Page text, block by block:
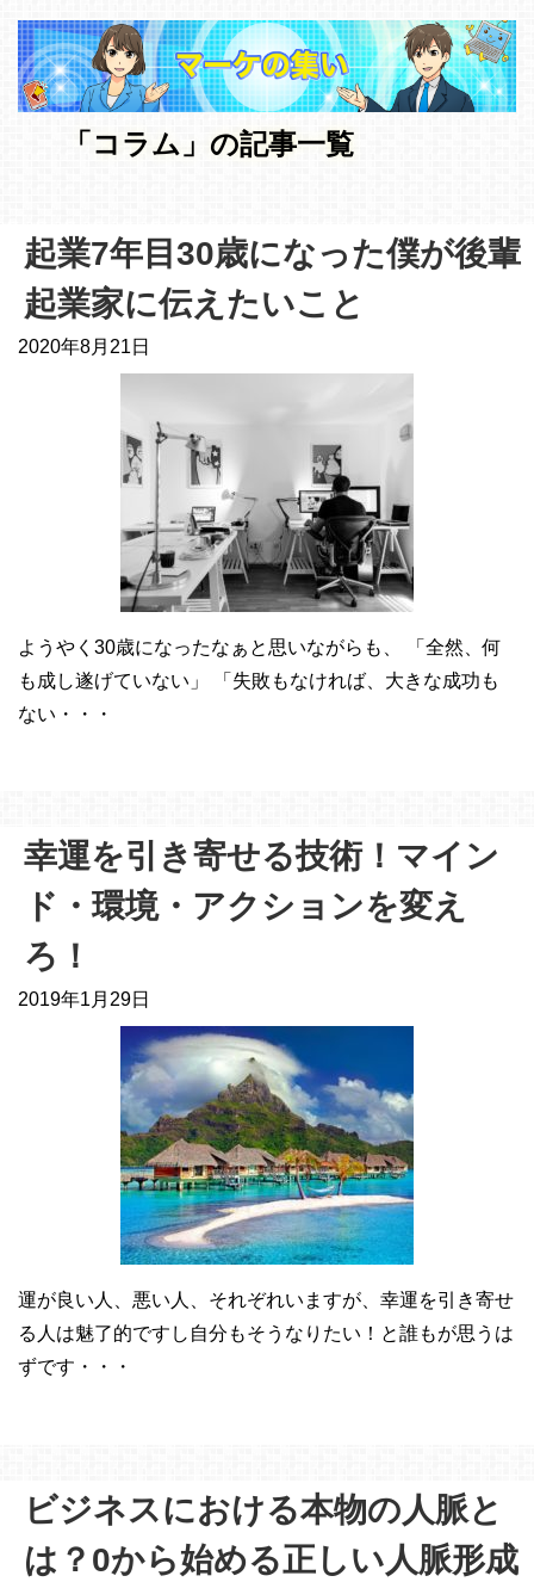
「コラム」の記事一覧
起業7年目30歳になった僕が後輩
起業家に伝えたいこと
2020年8月21日
ようやく30歳になったなぁと思いながらも、 「全然、何
も成し遂げていない」 「失敗もなければ、大きな成功も
ない・・・
幸運を引き寄せる技術！マイン
ド・環境・アクションを変え
ろ！
2019年1月29日
運が良い人、悪い人、それぞれいますが、幸運を引き寄せ
る人は魅了的ですし自分もそうなりたい！と誰もが思うは
ずです・・・
ビジネスにおける本物の人脈と
は？0から始める正しい人脈形成